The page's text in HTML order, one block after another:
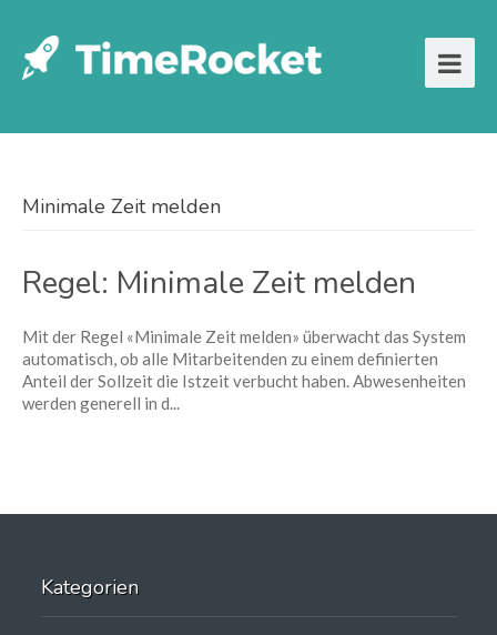
Minimale Zeit melden
Regel: Minimale Zeit melden
Mit der Regel «Minimale Zeit melden» überwacht das System
automatisch, ob alle Mitarbeitenden zu einem definierten
Anteil der Sollzeit die Istzeit verbucht haben. Abwesenheiten
werden generell in d...
Kategorien